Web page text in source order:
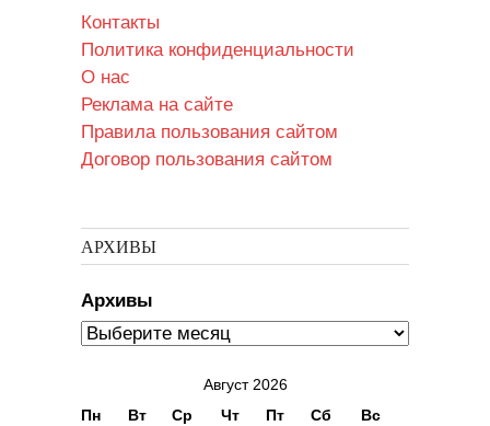
Контакты
Политика конфиденциальности
О нас
Реклама на сайте
Правила пользования сайтом
Договор пользования сайтом
АРХИВЫ
Архивы
Август 2026
Пн
Вт Ср Чт Пт Сб Вс